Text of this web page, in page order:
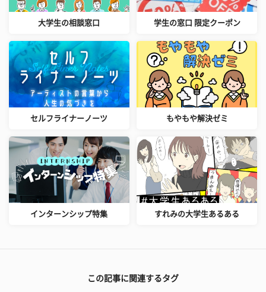
大学生の相談窓口 学生の窓口 限定クーポン
セルフライナーノーツ もやもや解決ゼミ
インターンシップ特集 すれみの大学生あるある
この記事に関連するタグ